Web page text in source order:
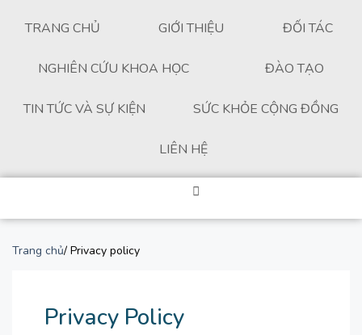
TRANG CHỦ GIỚI THIỆU ĐỐI TÁC
NGHIÊN CỨU KHOA HỌC ĐÀO TẠO
TIN TỨC VÀ SỰ KIỆN SỨC KHỎE CỘNG ĐỒNG
LIÊN HỆ
Trang chủ/ Privacy policy
Privacy Policy